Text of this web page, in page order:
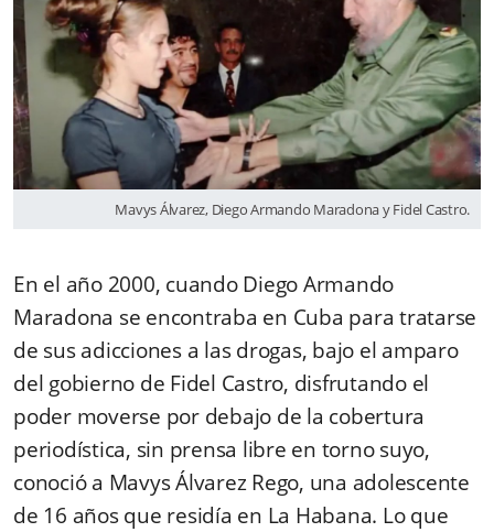
Mavys Álvarez, Diego Armando Maradona y Fidel Castro.
En el año 2000, cuando Diego Armando
Maradona se encontraba en Cuba para tratarse
de sus adicciones a las drogas, bajo el amparo
del gobierno de Fidel Castro, disfrutando el
poder moverse por debajo de la cobertura
periodística, sin prensa libre en torno suyo,
conoció a Mavys Álvarez Rego, una adolescente
de 16 años que residía en La Habana. Lo que